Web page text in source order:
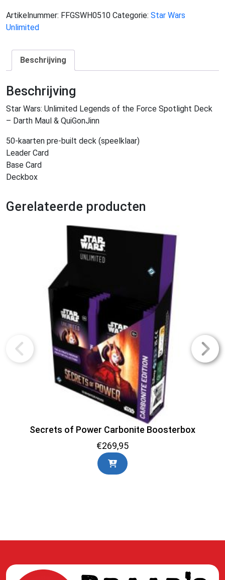
Force
Spotlight
QuiGonJinn
aantal
Artikelnummer: FFGSWH0510 Categorie: Star Wars
Unlimited
Beschrijving
Beschrijving
Star Wars: Unlimited Legends of the Force Spotlight Deck
– Darth Maul & QuiGonJinn
50-kaarten pre-built deck (speelklaar)
Leader Card
Base Card
Deckbox
Gerelateerde producten
Secrets of Power Carbonite Boosterbox
€269,95